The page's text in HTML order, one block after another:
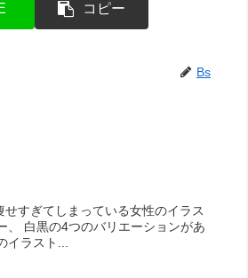
コピー
Bs
すぎてしまっている女性のイラス
、 白黒の4つのバリエーションがあ
ラスト...